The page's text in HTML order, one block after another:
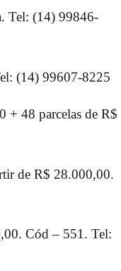
Tel: (14) 99846-
(14) 99607-8225
+ 48 parcelas de R$
de R$ 28.000,00.
Cód – 551. Tel: